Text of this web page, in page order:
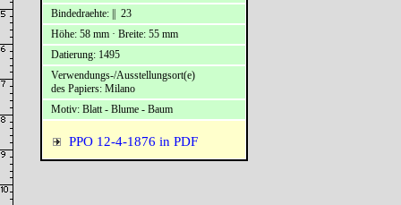
PPO 12-4-1876 in PDF
Bindedraehte: || 23
Höhe: 58 mm · Breite: 55 mm
Datierung: 1495
Verwendungs-/Ausstellungsort(e)
des Papiers: Milano
Motiv: Blatt - Blume - Baum